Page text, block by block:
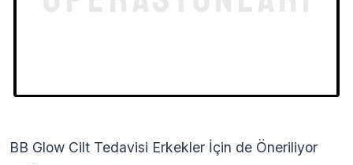
BB Glow Cilt Tedavisi Erkekler İçin de Öneriliyor